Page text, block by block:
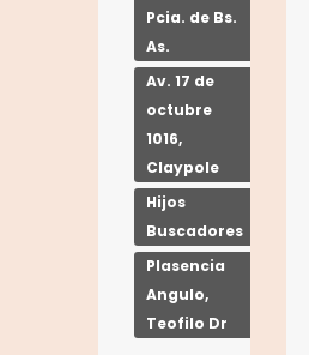
Pcia. de Bs.
As.
Av. 17 de
octubre
1016,
Claypole
Hijos
Buscadores
Plasencia
Angulo,
Teofilo Dr